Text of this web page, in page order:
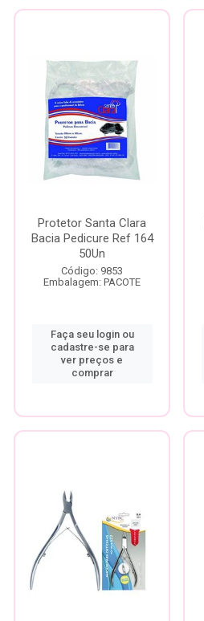
Protetor Santa Clara
Bacia Pedicure Ref 164
50Un
Código: 9853
Embalagem: PACOTE
Faça seu login ou
cadastre-se para
ver preços e
comprar